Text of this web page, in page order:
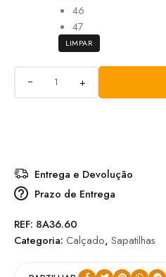
46
47
LIMPAR
+
Entrega e Devolução
Prazo de Entrega
REF: 8A36.60
Categoria: Calçado, Sapatilhas